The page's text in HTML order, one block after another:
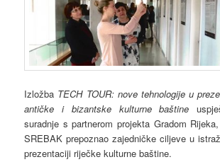
Izložba TECH TOUR: nove tehnologije u
antičke i bizantske kulturne baštine
suradnje s partnerom projekta Gradom
SREBAK prepoznao zajedničke ciljeve u
prezentaciji riječke kulturne baštine.